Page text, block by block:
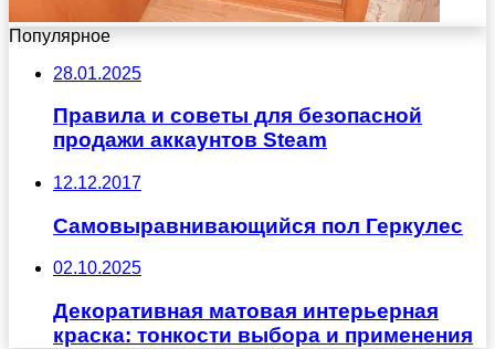
Популярное
28.01.2025
Правила и советы для безопасной
продажи аккаунтов Steam
12.12.2017
Самовыравнивающийся пол Геркулес
02.10.2025
Декоративная матовая интерьерная
краска: тонкости выбора и применения